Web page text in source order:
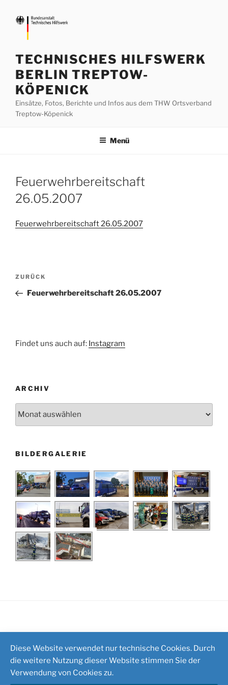
Inhalt
springen
TECHNISCHES HILFSWERK
BERLIN TREPTOW-
KÖPENICK
Einsätze, Fotos, Berichte und Infos aus dem THW Ortsverband
Treptow-Köpenick
Menü
Feuerwehrbereitschaft
26.05.2007
Feuerwehrbereitschaft 26.05.2007
Beitragsnavigation
Vorheriger
Beitrag
ZURÜCK
Feuerwehrbereitschaft 26.05.2007
Findet uns auch auf: Instagram
ARCHIV
BILDERGALERIE
Diese Website verwendet nur technische Cookies. Durch
die weitere Nutzung dieser Website stimmen Sie der
Verwendung von Cookies zu.